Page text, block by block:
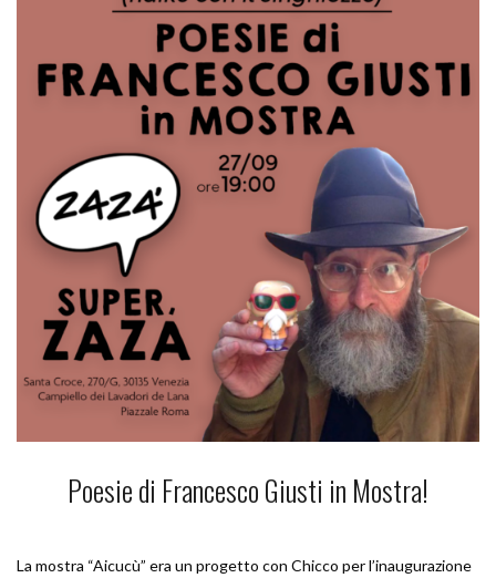
Poesie di Francesco Giusti in Mostra!
La mostra “Aicucù” era un progetto con Chicco per l’inaugurazione